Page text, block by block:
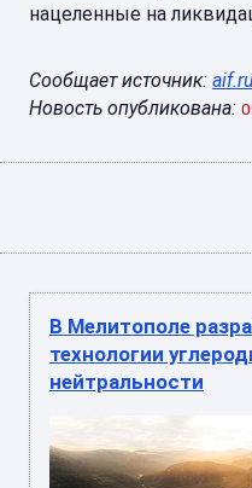
нацеленные на
Сообщает источник: aif.ru
Новость опубликована:
В Мелитополе
технологии
нейтральности